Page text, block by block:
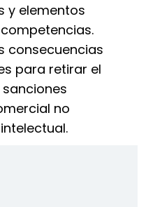
y elementos
consecuencias
para retirar el
no